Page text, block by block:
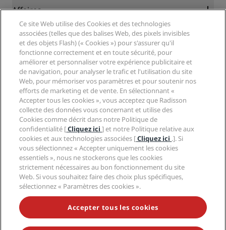
Blog
Nouveaux et futurs hôtels
Application Radisson Hotels
Hôtels adaptés aux sportifs
Hôtels adaptés aux Familles
Santé et sécurité
Partenaires
Agents de voyages
Affaires
Radisson Hotel Group
Médias
Carrières RHG
Carrières PPHE
Carrières EHL
The Club by RHG
Opportunités de développement
Entreprise responsable
Approvisionnement
Légal
Centre de confidentialité
Mentions légales
Conditions générales Radisson Rewards
Contrat d’utilisation du site
Accessibilité numérique
Déclaration sur l’esclavage moderne
Aide
Avis aux consommateurs
Contact
FAQ
Plan du site
Médias sociaux
Marques Radisson Hotels
NE MANQUEZ AUCUNE DE NOS OFFRES LES PLUS
POPULAIRES
Ce site Web utilise des Cookies et des technologies
associées (telles que des balises Web, des pixels invisibles
et des objets Flash) (« Cookies ») pour s'assurer qu'il
fonctionne correctement et en toute sécurité, pour
améliorer et personnaliser votre expérience publicitaire et
de navigation, pour analyser le trafic et l'utilisation du site
Web, pour mémoriser vos paramètres et pour soutenir nos
efforts de marketing et de vente. En sélectionnant «
Accepter tous les cookies », vous acceptez que Radisson
collecte des données vous concernant et utilise des
Cookies comme décrit dans notre Politique de
confidentialité [Cliquez ici] et notre Politique relative aux
cookies et aux technologies associées [Cliquez ici .]. Si
vous sélectionnez « Accepter uniquement les cookies
essentiels », nous ne stockerons que les cookies
strictement nécessaires au bon fonctionnement du site
Web. Si vous souhaitez faire des choix plus spécifiques,
sélectionnez « Paramètres des cookies ».
Accepter tous les cookies